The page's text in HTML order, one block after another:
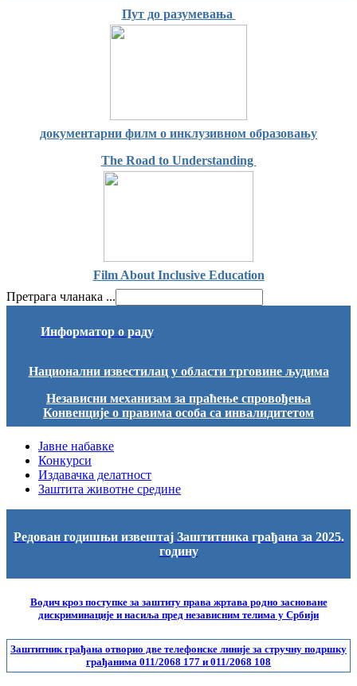
Пут до разумевања
документарни филм о инклузивном образовању
The Road to Understanding
Film About Inclusive Education
Претрага чланака ...
Информатор о раду
Национални известилац у области трговине људима
Независни механизам за праћење спровођења
Конвенције о правима особа са инвалидитетом
Јавне набавке
Конкурси
Издавачка делатност
Заштита животне средине
Редован годишњи извештај Заштитника грађана за 2025.
годину
Водич кроз поступке за заштиту права жртава родно засноване
дискриминације и насиља пред независним телима у Србији
Заштитник грађана отворио две телефонске линије за стручну подршку
грађанима 011/2068 177 и 011/2068 108